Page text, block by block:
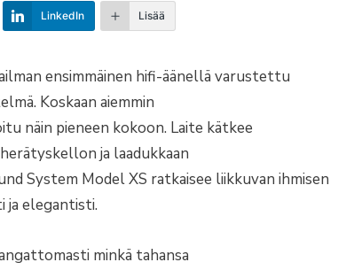
LinkedIn Lisää
ensimmäinen hifi-äänellä varustettu
Koskaan aiemmin
näin pieneen kokoon. Laite kätkee
ja laadukkaan
System Model XS ratkaisee liikkuvan ihmisen
elegantisti.
minkä tahansa